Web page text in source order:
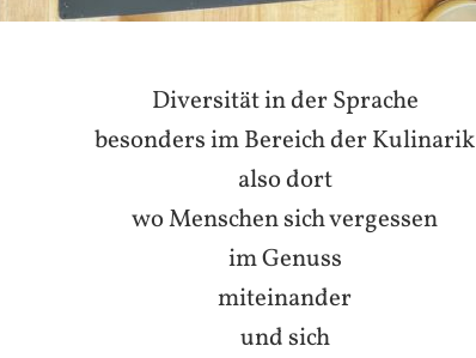
Diversität in der Sprache
besonders im Bereich der Kulinarik
also dort
wo Menschen sich vergessen
im Genuss
miteinander
und sich